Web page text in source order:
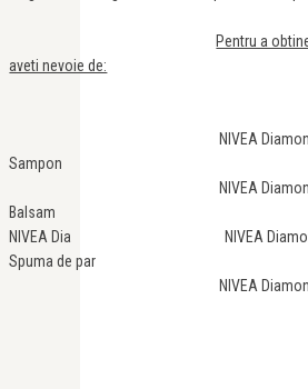
Pentru a
aveti nevoie de:
NIVEA Diamond
Sampon
NIVEA Diamond
Balsam
NIVEA Dia NIVEA Diamond
Spuma de par
NIVEA Diamond